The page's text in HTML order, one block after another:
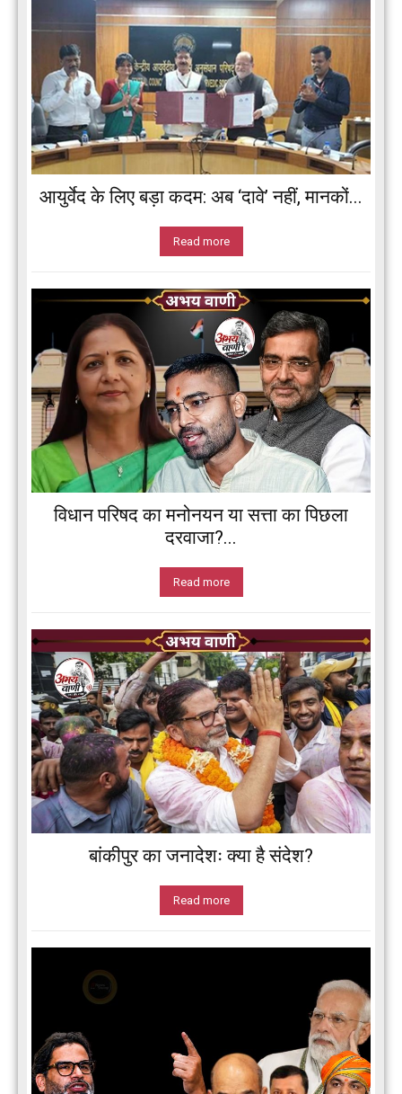
आयुर्वेद के लिए बड़ा कदम: अब ‘दावे’ नहीं, मानकों...
Read more
विधान परिषद का मनोनयन या सत्ता का पिछला
दरवाजा?...
Read more
बांकीपुर का जनादेशः क्या है संदेश?
Read more